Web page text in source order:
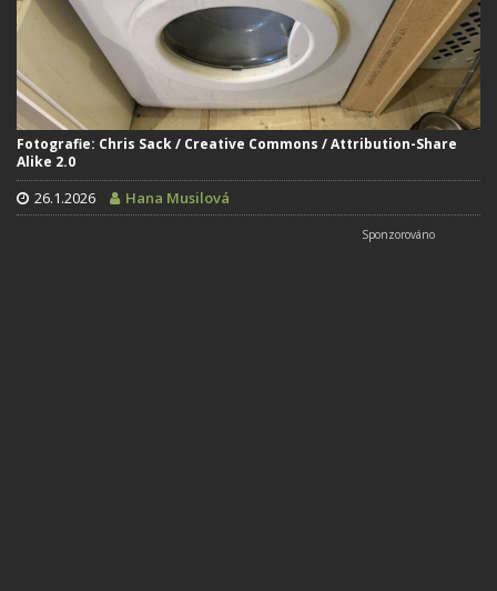
Fotografie: Chris Sack / Creative Commons / Attribution-Share
Alike 2.0
26.1.2026 Hana Musilová